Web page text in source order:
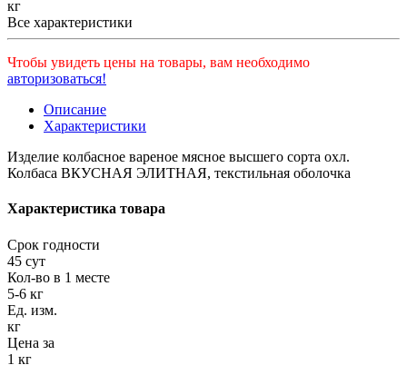
кг
Все характеристики
Чтобы увидеть цены на товары, вам необходимо
авторизоваться!
Описание
Характеристики
Изделие колбасное вареное мясное высшего сорта охл.
Колбаса ВКУСНАЯ ЭЛИТНАЯ, текстильная оболочка
Характеристика товара
Срок годности
45 сут
Кол-во в 1 месте
5-6 кг
Ед. изм.
кг
Цена за
1 кг